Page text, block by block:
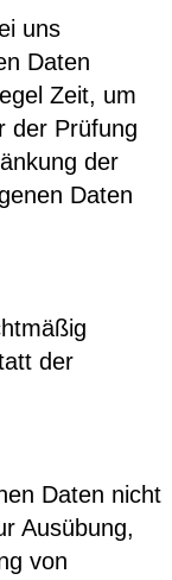
uns
Daten
Zeit, um
der Prüfung
der
Daten
der
Daten nicht
Ausübung,
von